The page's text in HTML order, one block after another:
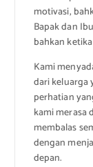
motivasi,
Bapak dan
bahkan
Kami
dari keluarga
perhatian
kami merasa
membalas
dengan
depan.